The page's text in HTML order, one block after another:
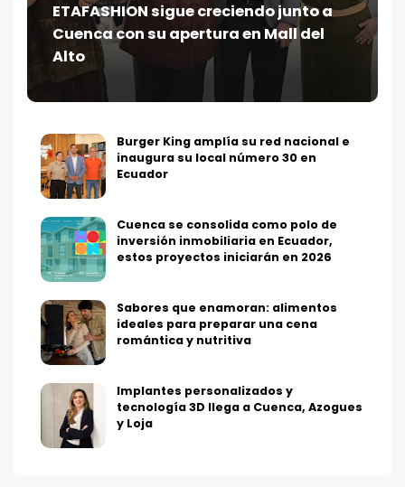
ETAFASHION sigue creciendo junto a
Cuenca con su apertura en Mall del
Alto
Burger King amplía su red nacional e
inaugura su local número 30 en
Ecuador
Cuenca se consolida como polo de
inversión inmobiliaria en Ecuador,
estos proyectos iniciarán en 2026
Sabores que enamoran: alimentos
ideales para preparar una cena
romántica y nutritiva
Implantes personalizados y
tecnología 3D llega a Cuenca, Azogues
y Loja